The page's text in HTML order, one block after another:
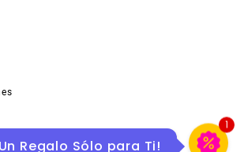
en MERCADOLIBRE
Un Regalo Sólo para Ti!
1